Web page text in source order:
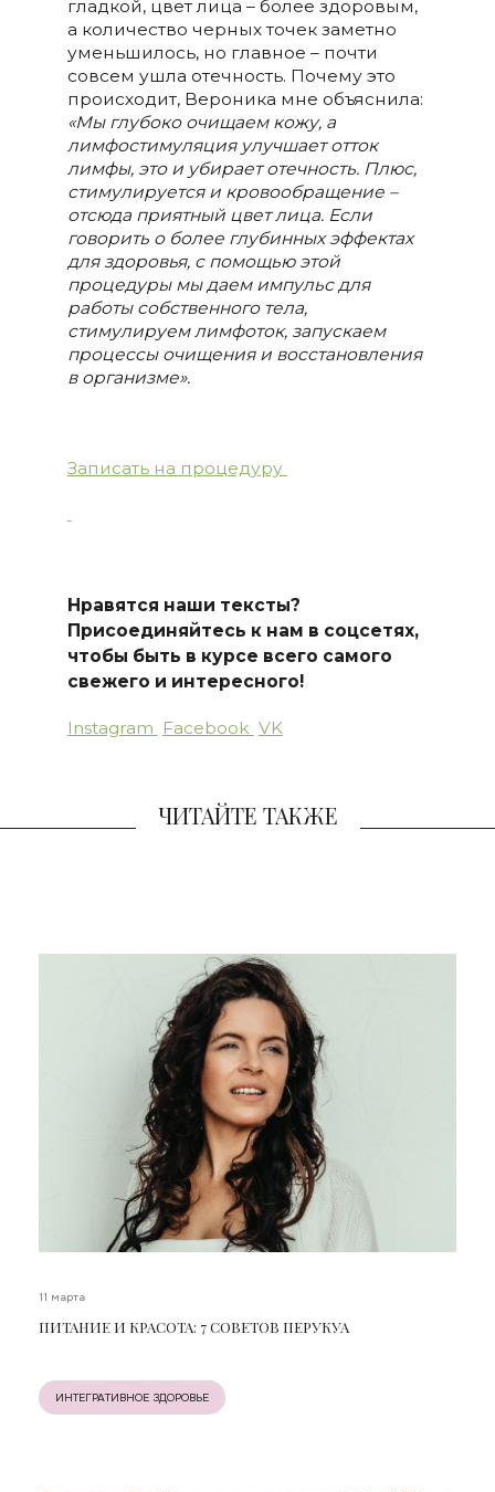
гладкой, цвет лица – более здоровым,
а количество черных точек заметно
уменьшилось, но главное – почти
совсем ушла отечность. Почему это
происходит, Вероника мне объяснила:
«Мы глубоко очищаем кожу, а
лимфостимуляция улучшает отток
лимфы, это и убирает отечность. Плюс,
стимулируется и кровообращение –
отсюда приятный цвет лица. Если
говорить о более глубинных эффектах
для здоровья, с помощью этой
процедуры мы даем импульс для
работы собственного тела,
стимулируем лимфоток, запускаем
процессы очищения и восстановления
в организме».
Записать на процедуру
Нравятся наши тексты?
Присоединяйтесь к нам в соцсетях,
чтобы быть в курсе всего самого
свежего и интересного!
Instagram Facebook VK
ЧИТАЙТЕ ТАКЖЕ
11 марта
ПИТАНИЕ И КРАСОТА: 7 СОВЕТОВ ПЕРУКУА
ИНТЕГРАТИВНОЕ ЗДОРОВЬЕ